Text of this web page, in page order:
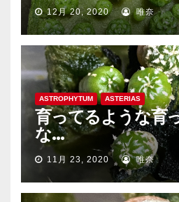
12月 20, 2020 唯奈
ASTROPHYTUM ASTERIAS
育ってるような育
な…
11月 23, 2020 唯奈